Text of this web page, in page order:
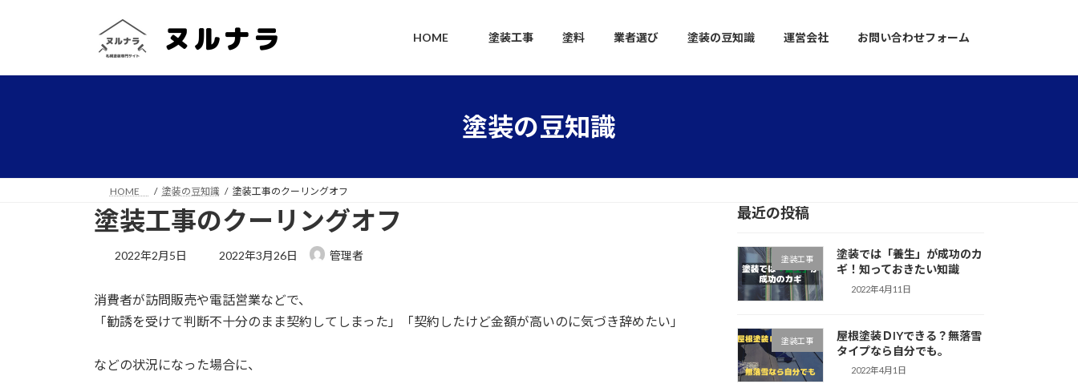
プ
動
HOME 塗装工事 塗料 業者選び 塗装の豆知識 運営会社 お問い合わせフォーム
塗装の豆知識
HOME 塗装の豆知識 塗装工事のクーリングオフ
塗装工事のクーリングオフ
2022年2月5日
最
新
日
時
2022年3月26日 管理者
消費者が訪問販売や電話営業などで、
「勧誘を受けて判断不十分のまま契約してしまった」「契約したけど金額が高いのに気づき辞めたい」
などの状況になった場合に、
最近の投稿
塗装工事
塗装では「養生」が成功のカ
ギ！知っておきたい知識
2022年4月11日
塗装工事
屋根塗装ＤIYできる？無落雪
タイプなら自分でも。
2022年4月1日